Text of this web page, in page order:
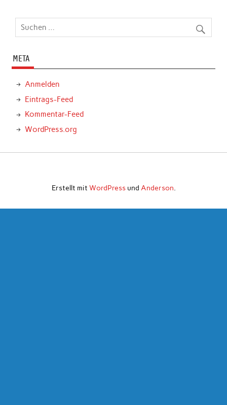
META
Anmelden
Eintrags-Feed
Kommentar-Feed
WordPress.org
Erstellt mit WordPressund Anderson